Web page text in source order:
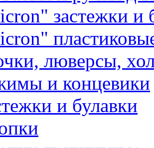
застежки и
люверсы,
и концевики
и булавки